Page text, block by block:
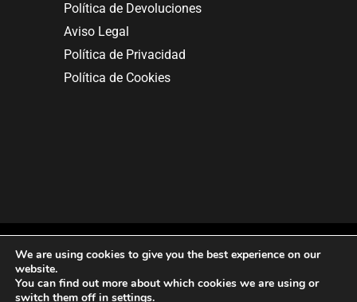
Política de Devoluciones
Aviso Legal
Política de Privacidad
Política de Cookies
Copyright © 2025. All rights reserved.
We are using cookies to give you the best experience on our
website.
You can find out more about which cookies we are using or
switch them off in settings.